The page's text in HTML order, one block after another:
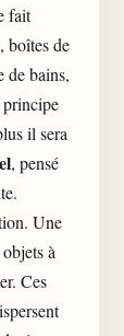
fait
boîtes de
de bains,
il sera
, pensé
Une
à
Ces